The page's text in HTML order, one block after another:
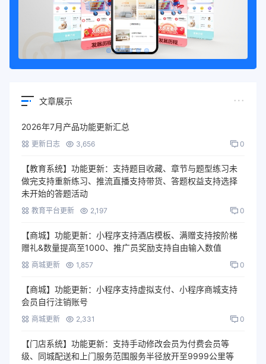
文章展示
2026年7月产品功能更新汇总
更新日志 3,656 0
【教育系统】功能更新：支持题目收藏、章节与题型练习未
做完支持重新练习、推流直播支持带货、答题权益支持选择
未开始的答题活动
教育平台更新 2,197 0
【商城】功能更新：小程序支持酒店模板、满赠支持按阶梯
赠礼&数量提高至1000、推广员奖励支持自由输入数值
商城更新 1,857 0
【商城】功能更新：小程序支持虚拟支付、小程序商城支持
会员自行注销账号
商城更新 2,331 0
【门店系统】功能更新：支持手动修改会员为付费会员等
级、同城配送和上门服务范围服务半径放开至9999公里等